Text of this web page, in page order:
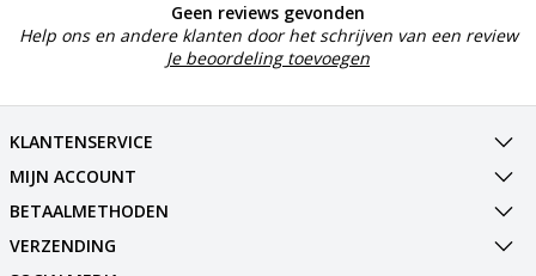
Geen reviews gevonden
Help ons en andere klanten door het schrijven van een review
Je beoordeling toevoegen
KLANTENSERVICE
MIJN ACCOUNT
BETAALMETHODEN
VERZENDING